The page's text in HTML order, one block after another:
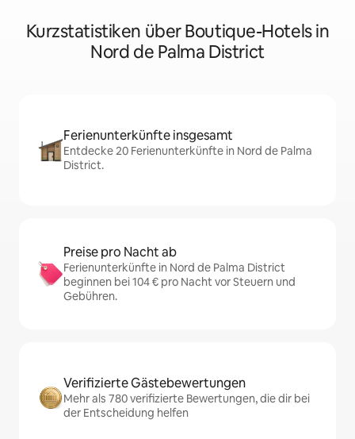
Kurzstatistiken über Boutique-Hotels in
Nord de Palma District
Ferienunterkünfte insgesamt
Entdecke 20 Ferienunterkünfte in Nord de Palma
District.
Preise pro Nacht ab
Ferienunterkünfte in Nord de Palma District
beginnen bei 104 € pro Nacht vor Steuern und
Gebühren.
Verifizierte Gästebewertungen
Mehr als 780 verifizierte Bewertungen, die dir bei
der Entscheidung helfen